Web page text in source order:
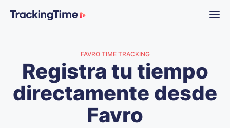
FAVRO TIME TRACKING
Registra tu tiempo
directamente desde
Favro